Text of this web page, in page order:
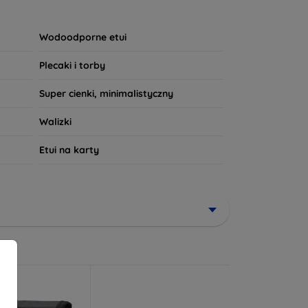
nasze produkty spełnią Twoje
Twoim potrzebom!
Wodoodporne etui
Plecaki i torby
Super cienki, minimalistyczny
Walizki
Etui na karty